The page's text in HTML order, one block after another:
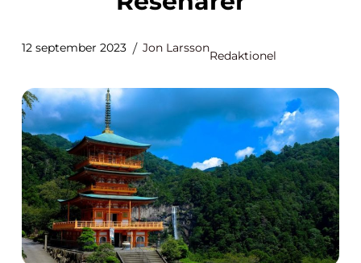
12 september 2023 Jon Larsson
Redaktionel